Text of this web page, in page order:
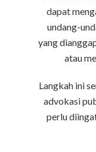
dapat
undang-
yang
atau
Langkah ini
advokasi
perlu